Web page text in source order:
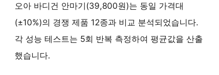
오아 바디건 안마기(39,800원)는 동일 가격대
(±10%)의 경쟁 제품 12종과 비교 분석되었습니다.
각 성능 테스트는 5회 반복 측정하여 평균값을 산출
했습니다.